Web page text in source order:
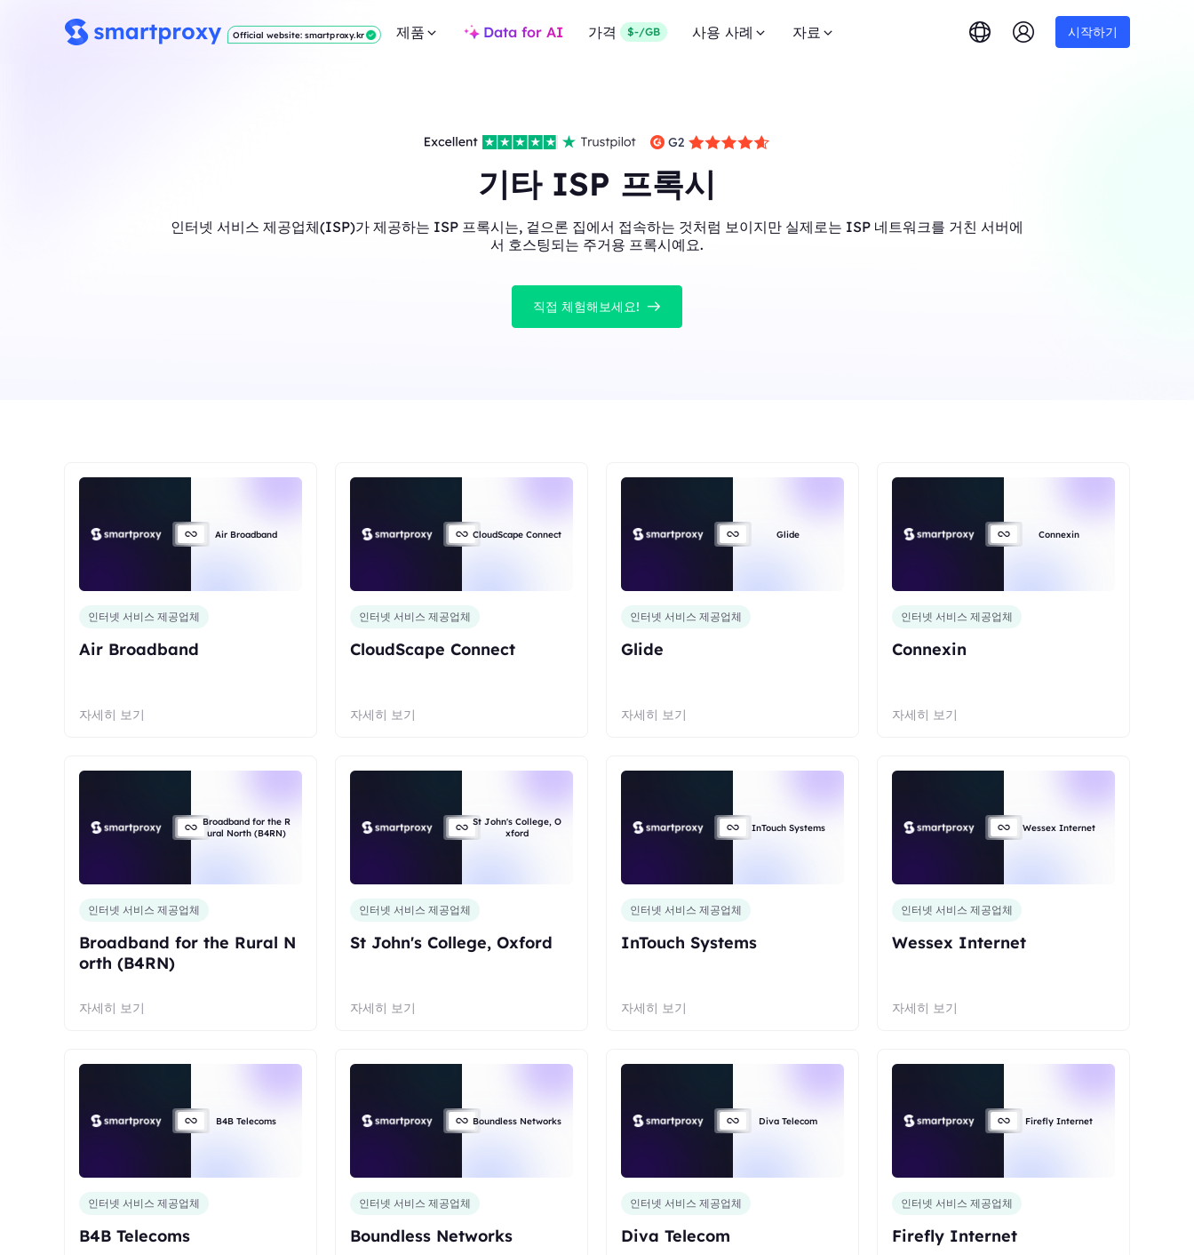
Official website: smartproxy.kr 제품 Data for AI 가격 $-/GB 사용 사례 자료 시작하기
기타 ISP 프록시
인터넷 서비스 제공업체(ISP)가 제공하는 ISP 프록시는, 겉으론 집에서 접속하는 것처럼 보이지만 실제로는 ISP 네트워크를 거친 서버에
서 호스팅되는 주거용 프록시예요.
직접 체험해보세요!
Air Broadband
인터넷 서비스 제공업체
Air Broadband
자세히 보기
CloudScape Connect
인터넷 서비스 제공업체
CloudScape Connect
자세히 보기
Glide
인터넷 서비스 제공업체
Glide
자세히 보기
Connexin
인터넷 서비스 제공업체
Connexin
자세히 보기
Broadband for the R
ural North (B4RN)
인터넷 서비스 제공업체
Broadband for the Rural N
orth (B4RN)
자세히 보기
St John's College, O
xford
인터넷 서비스 제공업체
St John's College, Oxford
자세히 보기
InTouch Systems
인터넷 서비스 제공업체
InTouch Systems
자세히 보기
Wessex Internet
인터넷 서비스 제공업체
Wessex Internet
자세히 보기
B4B Telecoms
인터넷 서비스 제공업체
B4B Telecoms
Boundless Networks
인터넷 서비스 제공업체
Boundless Networks
Diva Telecom
인터넷 서비스 제공업체
Diva Telecom
Firefly Internet
인터넷 서비스 제공업체
Firefly Internet